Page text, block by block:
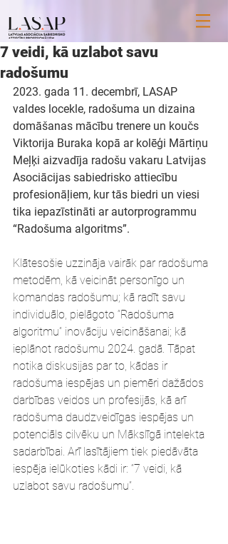
7 veidi, kā uzlabot savu
radošumu
2023. gada 11. decembrī, LASAP
valdes locekle, radošuma un dizaina
domāšanas mācību trenere un koučs
Viktorija Buraka kopā ar kolēģi Mārtiņu
Meļķi aizvadīja radošu vakaru Latvijas
Asociācijas sabiedrisko attiecību
profesionāļiem, kur tās biedri un viesi
tika iepazīstināti ar autorprogrammu
“Radošuma algoritms”.
Klātesošie uzzināja vairāk par radošuma
metodēm, kā veicināt personīgo un
komandas radošumu; kā radīt savu
individuālo, pielāgoto “Radošuma
algoritmu” inovāciju veicināšanai; kā
ieplānot radošumu 2024. gadā. Tāpat
notika diskusijas par to, kādas ir
radošuma iespējas un piemēri dažādos
darbības veidos un profesijās, kā arī
radošuma daudzveidīgas iespējas un
potenciāls cilvēku un Mākslīgā intelekta
sadarbībai. Arī lasītājiem tiek piedāvāta
iespēja ielūkoties kādi ir: “7 veidi, kā
uzlabot savu radošumu”.